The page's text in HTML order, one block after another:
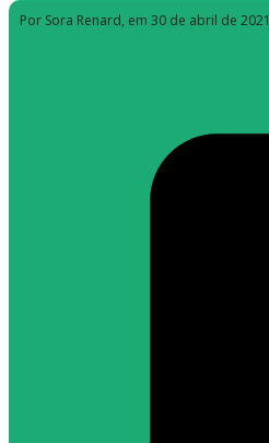
Por Sora Renard, em 30 de abril de 2021